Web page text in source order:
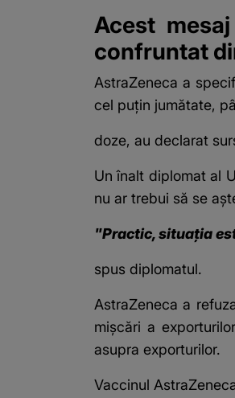
Acest
confruntat
AstraZeneca a
cel puţin jumătate,
doze, au declarat
Un înalt diplomat al
nu ar trebui să se
"Practic, situaţia
spus diplomatul.
AstraZeneca a
mişcări a
asupra exporturilor.
Vaccinul